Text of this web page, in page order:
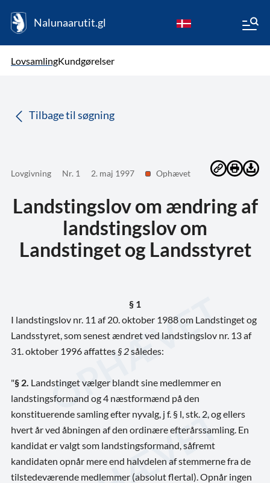
Nalunaarutit.gl
LovsamlingKundgørelser
Tilbage til søgning
Lovgivning Nr. 1 2. maj 1997 Ophævet
Landstingslov om ændring af
landstingslov om
Landstinget og Landsstyret
§ 1
I landstingslov nr. 11 af 20. oktober 1988 om Landstinget og
Landsstyret, som senest ændret ved landstingslov nr. 13 af
31. oktober 1996 affattes § 2således:
"§ 2. Landstinget vælger blandt sine medlemmer en
landstingsformand og 4 næstformænd på den
konstituerende samling efter nyvalg, j f. § l, stk. 2, og ellers
hvert år ved åbningen af den ordinære efterårssamling. En
kandidat er valgt som landstingsformand, såfremt
kandidaten opnår mere end halvdelen af stemmerne fra de
tilstedeværende medlemmer (absolut flertal). Opnår ingen